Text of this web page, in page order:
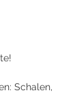
Schalen,